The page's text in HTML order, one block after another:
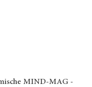
MIND-MAG -